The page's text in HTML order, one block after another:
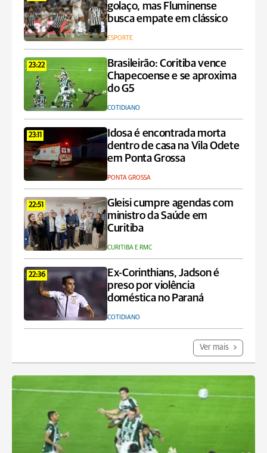
golaço, mas Fluminense
busca empate em clássico
ESPORTE
23:22
Brasileirão: Coritiba vence
Chapecoense e se aproxima
do G5
COTIDIANO
23:11
Idosa é encontrada morta
dentro de casa na Vila Odete
em Ponta Grossa
PONTA GROSSA
22:51
Gleisi cumpre agendas com
ministro da Saúde em
Curitiba
CURITIBA E RMC
22:36
Ex-Corinthians, Jadson é
preso por violência
doméstica no Paraná
COTIDIANO
Ver mais